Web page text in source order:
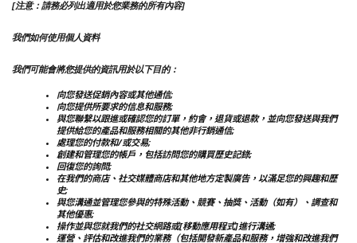
[注意：請務必列出適用於您業務的所有內容]
我們如何使用個人資料
我們可能會將您提供的資訊用於以下目的：
向您發送促銷內容或其他通信;
向您提供所要求的信息和服務;
與您聯繫以跟進或確認您的訂單，約會，退貨或退款，並向您發送與我們
提供給您的產品和服務相關的其他非行銷通信;
處理您的付款和/或交易;
創建和管理您的帳戶，包括訪問您的購買歷史記錄;
回復您的詢問;
在我們的商店、社交媒體商店和其他地方定製廣告，以滿足您的興趣和歷
史;
與您溝通並管理您參與的特殊活動、競賽、抽獎、活動（如有）、調查和
其他優惠;
操作並與您就我們的社交網路或[移動應用程式]進行溝通;
運營、評估和改進我們的業務（包括開發新產品和服務，增強和改進我們